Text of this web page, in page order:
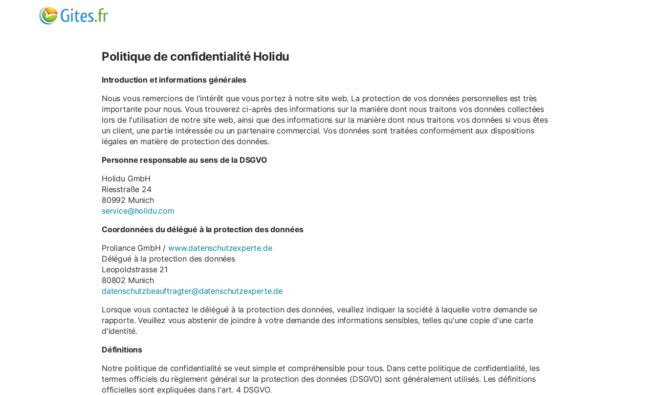
Politique de confidentialité Holidu
Introduction et informations générales
Nous vous remercions de l'intérêt que vous portez à notre site web. La protection de vos données personnelles est très
importante pour nous. Vous trouverez ci-après des informations sur la manière dont nous traitons vos données collectées
lors de l'utilisation de notre site web, ainsi que des informations sur la manière dont nous traitons vos données si vous êtes
un client, une partie intéressée ou un partenaire commercial. Vos données sont traitées conformément aux dispositions
légales en matière de protection des données.
Personne responsable au sens de la DSGVO
Holidu GmbH
Riesstraße 24
80992 Munich
service@holidu.com
Coordonnées du délégué à la protection des données
Proliance GmbH /www.datenschutzexperte.de
Délégué à la protection des données
Leopoldstrasse 21
80802 Munich
datenschutzbeauftragter@datenschutzexperte.de
Lorsque vous contactez le délégué à la protection des données, veuillez indiquer la société à laquelle votre demande se
rapporte. Veuillez vous abstenir de joindre à votre demande des informations sensibles, telles qu'une copie d'une carte
d'identité.
Définitions
Notre politique de confidentialité se veut simple et compréhensible pour tous. Dans cette politique de confidentialité, les
termes officiels du règlement général sur la protection des données (DSGVO) sont généralement utilisés. Les définitions
officielles sont expliquées dans l'art. 4 DSGVO.